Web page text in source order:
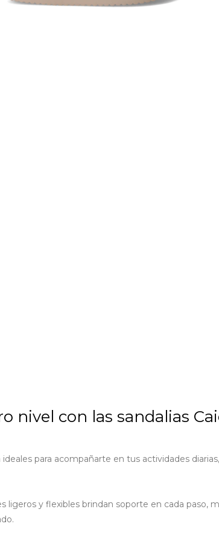
nivel con las sandalias
para acompañarte en tus actividades
ligeros y flexibles brindan soporte en cada paso,